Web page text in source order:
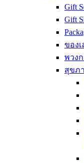
Gift
Gift
ของ
พวง
สุขภ